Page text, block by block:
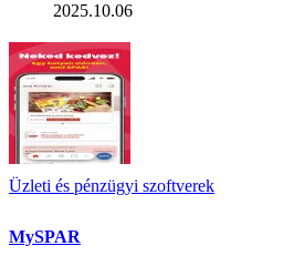
2025.10.06
Üzleti és pénzügyi szoftverek
MySPAR